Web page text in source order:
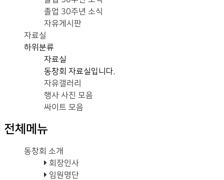
졸업 30주년 소식
자유게시판
자료실
하위분류
자료실
동창회 자료실입니다.
자유갤러리
행사 사진 모음
싸이트 모음
전체메뉴
동창회 소개
회장인사
임원명단